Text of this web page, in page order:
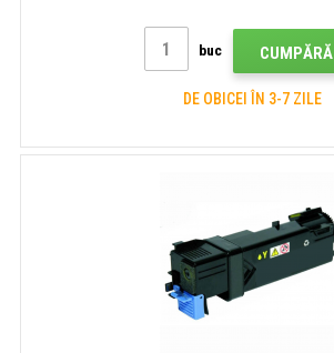
buc CUMPĂRĂ
DE OBICEI ÎN 3-7 ZILE